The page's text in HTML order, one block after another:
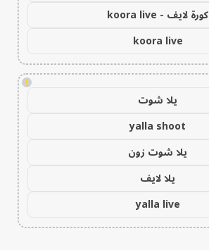
كورة لايف - koora live
koora live
!
يلا شوت
yalla shoot
يلا شوت زون
يلا لايف
yalla live